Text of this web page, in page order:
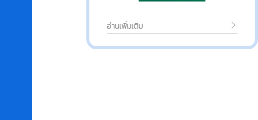
อ่านเพิ่มเติม